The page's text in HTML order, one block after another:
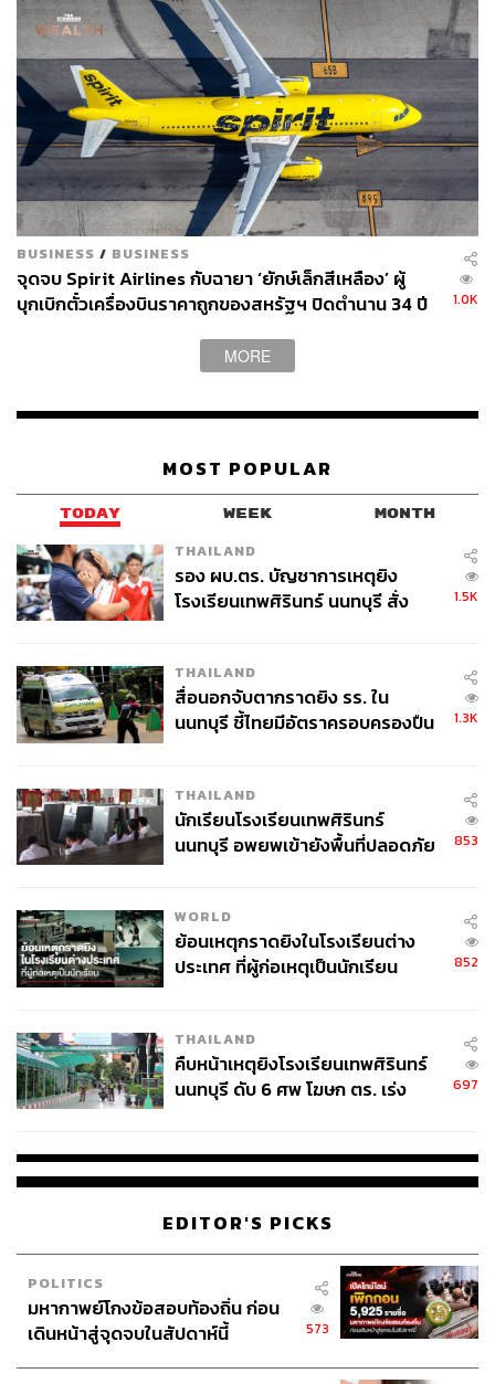
BUSINESS / BUSINESS
จุดจบ Spirit Airlines กับฉายา ‘ยักษ์เล็กสีเหลือง’ ผู้
บุกเบิกตั๋วเครื่องบินราคาถูกของสหรัฐฯ ปิดตำนาน 34 ปี
1.0K
MORE
MOST POPULAR
TODAY WEEK MONTH
THAILAND
รอง ผบ.ตร. บัญชาการเหตุยิง
โรงเรียนเทพศิรินทร์ นนทบุรี สั่ง
1.5K
THAILAND
สื่อนอกจับตากราดยิง รร. ใน
นนทบุรี ชี้ไทยมีอัตราครอบครองปืน
1.3K
THAILAND
นักเรียนโรงเรียนเทพศิรินทร์
นนทบุรี อพยพเข้ายังพื้นที่ปลอดภัย
853
WORLD
ย้อนเหตุกราดยิงในโรงเรียนต่าง
ประเทศ ที่ผู้ก่อเหตุเป็นนักเรียน
852
THAILAND
คืบหน้าเหตุยิงโรงเรียนเทพศิรินทร์
นนทบุรี ดับ 6 ศพ โฆษก ตร. เร่ง
697
EDITOR'S PICKS
POLITICS
มหากาพย์โกงข้อสอบท้องถิ่น ก่อน
เดินหน้าสู่จุดจบในสัปดาห์นี้
573